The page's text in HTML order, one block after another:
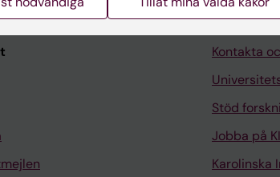
Kontakta
Stöd
Jobba på KI
Karolinska